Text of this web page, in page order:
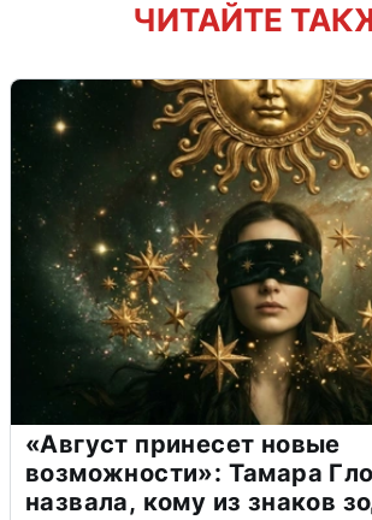
ЧИТАЙТЕ
«Август принесет новые
возможности»: Тамара
назвала, кому из знаков